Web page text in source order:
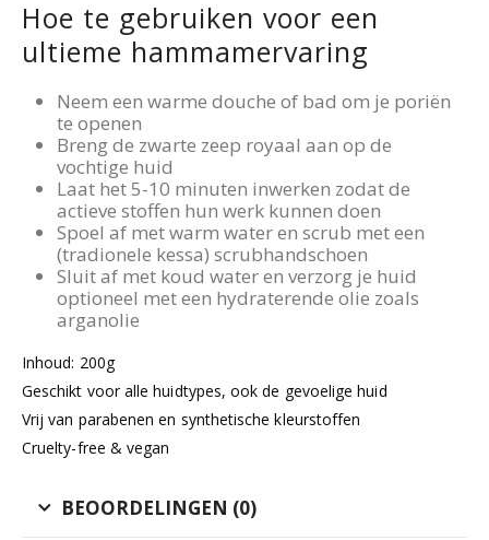
Hoe te gebruiken voor een
ultieme hammamervaring
Neem een warme douche of bad om je poriën
te openen
Breng de zwarte zeep royaal aan op de
vochtige huid
Laat het 5-10 minuten inwerken zodat de
actieve stoffen hun werk kunnen doen
Spoel af met warm water en scrub met een
(tradionele kessa) scrubhandschoen
Sluit af met koud water en verzorg je huid
optioneel met een hydraterende olie zoals
arganolie
Inhoud: 200g
Geschikt voor alle huidtypes, ook de gevoelige huid
Vrij van parabenen en synthetische kleurstoffen
Cruelty-free & vegan
BEOORDELINGEN (0)